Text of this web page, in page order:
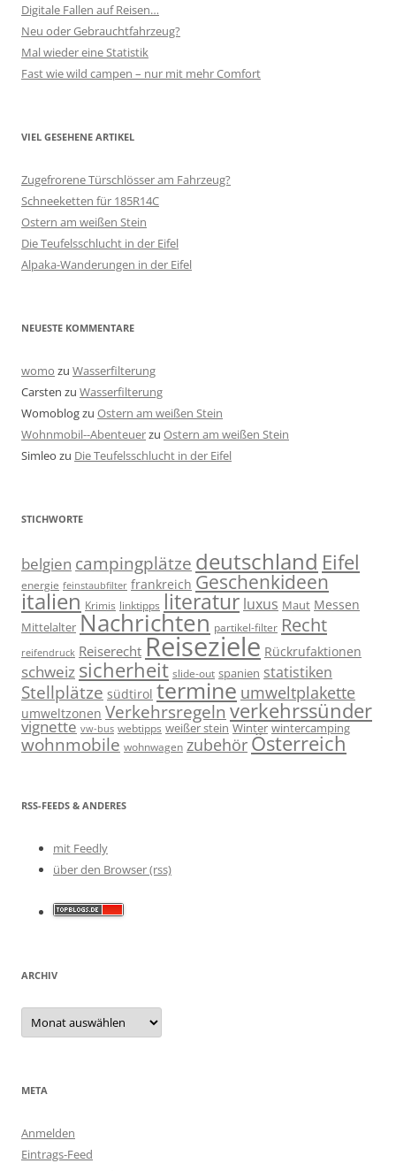
Digitale Fallen auf Reisen…
Neu oder Gebrauchtfahrzeug?
Mal wieder eine Statistik
Fast wie wild campen – nur mit mehr Comfort
VIEL GESEHENE ARTIKEL
Zugefrorene Türschlösser am Fahrzeug?
Schneeketten für 185R14C
Ostern am weißen Stein
Die Teufelsschlucht in der Eifel
Alpaka-Wanderungen in der Eifel
NEUESTE KOMMENTARE
womo zu Wasserfilterung
Carsten zu Wasserfilterung
Womoblogzu Ostern am weißen Stein
Wohnmobil--Abenteuerzu Ostern am weißen Stein
Simleo zu Die Teufelsschlucht in der Eifel
STICHWORTE
belgien campingplätze deutschland Eifel
energie feinstaubfilter frankreich Geschenkideen
italien Krimis linktipps literatur luxus Maut Messen
Mittelalter Nachrichten partikel-filter Recht
reifendruck Reiserecht Reiseziele Rückrufaktionen
schweiz sicherheit slide-out spanien statistiken
Stellplätze südtirol termine umweltplakette
umweltzonen Verkehrsregeln verkehrssünder
vignette vw-bus webtipps weißer stein Winter wintercamping
wohnmobile wohnwagen zubehör Österreich
RSS-FEEDS & ANDERES
mit Feedly
über den Browser (rss)
ARCHIV
Archiv
META
Anmelden
Eintrags-Feed